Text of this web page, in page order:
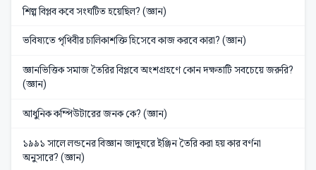
শিল্প বিপ্লব কবে সংঘটিত হয়েছিল? (জ্ঞান)
ভবিষ্যতে পৃথিবীর চালিকাশক্তি হিসেবে কাজ করবে কারা? (জ্ঞান)
জ্ঞানভিত্তিক সমাজ তৈরির বিপ্লবে অংশগ্রহণে কোন দক্ষতাটি সবচেয়ে জরুরি?
(জ্ঞান)
আধুনিক কম্পিউটারের জনক কে? (জ্ঞান)
১৯৯১ সালে লন্ডনের বিজ্ঞান জাদুঘরে ইঞ্জিন তৈরি করা হয় কার বর্ণনা
অনুসারে? (জ্ঞান)